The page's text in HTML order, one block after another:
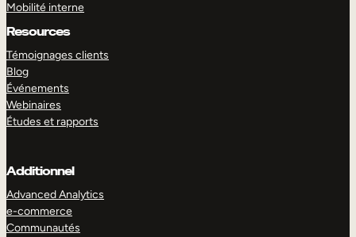
Mobilité interne
Resources
Témoignages clients
Blog
Événements
Webinaires
Études et rapports
Additionnel
Advanced Analytics
e-commerce
Communautés